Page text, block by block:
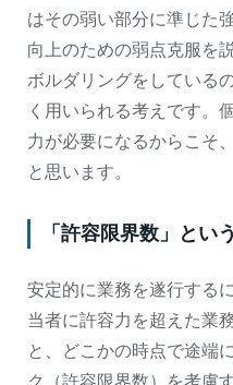
はその弱い部分に準じた
向上のための弱点克服を
ボルダリングをしている
く用いられる考えです。
力が必要になるからこそ
と思います。
「許容限界数」とい
安定的に業務を遂行する
当者に許容力を超えた業
と、どこかの時点で途端